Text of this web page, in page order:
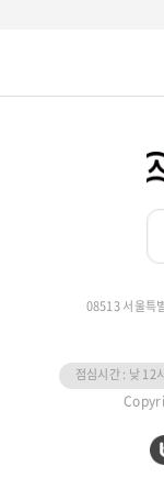
08513 서울특
점심시간 : 낮 12